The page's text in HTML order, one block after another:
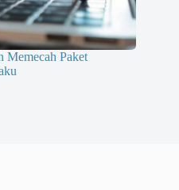
Memecah Paket